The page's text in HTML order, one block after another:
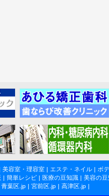
美容室・理容室| エステ・ネイル| ボ
| 簡単レシピ| 医療の豆知識| 美容の豆
青葉区.jp | 宮前区.jp | 高津区.jp |